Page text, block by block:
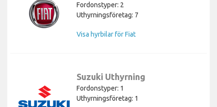
Fordonstyper: 2
Uthyrningsföretag: 7
Visa hyrbilar för Fiat
Suzuki Uthyrning
Fordonstyper: 1
Uthyrningsföretag: 1